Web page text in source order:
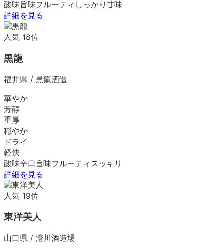
酸味旨味フルーティ しっかり 甘味
詳細を見る
人気 18位
黒龍
福井県 / 黒龍酒造
華やか
芳醇
重厚
穏やか
ドライ
軽快
酸味辛口 旨味フルーティ スッキリ
詳細を見る
人気 19位
東洋美人
山口県 / 澄川酒造場